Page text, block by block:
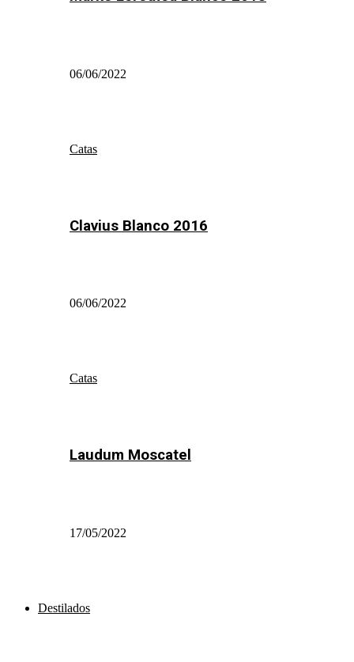
06/06/2022
Catas
Clavius Blanco 2016
06/06/2022
Catas
Laudum Moscatel
17/05/2022
Destilados